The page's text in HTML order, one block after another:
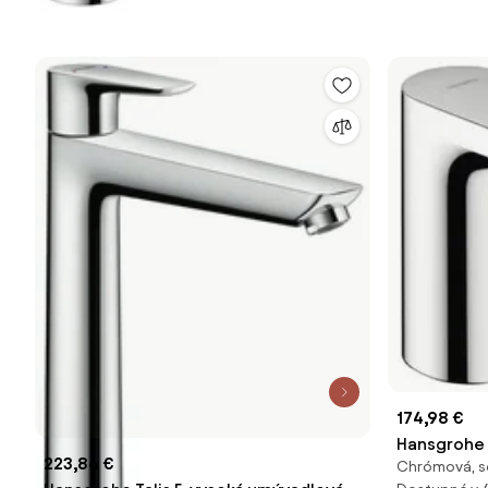
223,84 €
174,98 €
Hansgrohe
Chrómová,